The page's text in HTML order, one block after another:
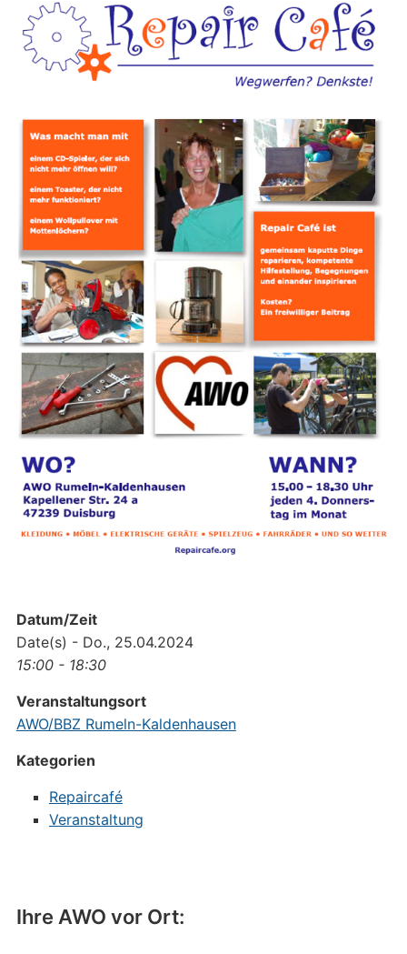
Ihre AWO vor Ort:
Datum/Zeit
Date(s) - Do., 25.04.2024
15:00 - 18:30
Veranstaltungsort
AWO/BBZ Rumeln-Kaldenhausen
Kategorien
Repaircafé
Veranstaltung